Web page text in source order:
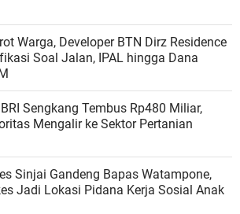
Warga, Developer BTN Dirz Residence
Soal Jalan, IPAL hingga Dana
BRI Sengkang Tembus Rp480 Miliar,
Mengalir ke Sektor Pertanian
Sinjai Gandeng Bapas Watampone,
Jadi Lokasi Pidana Kerja Sosial Anak